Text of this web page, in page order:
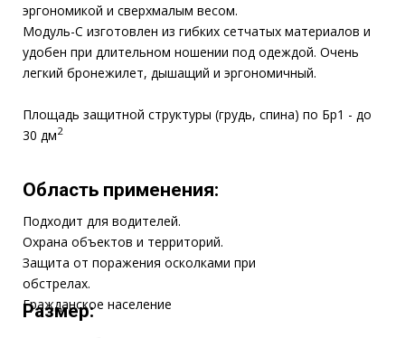
от 19 300 ₽
Гражданское население
Размер:
1 Размер: обхват груди от 88 до 112 см рост от
164 до 188 см.
2 Размер: обхват груди от 112 до 124 см рост
от 170 до 188 см.
Варианты расцветки:
Бежевый
Чёрный